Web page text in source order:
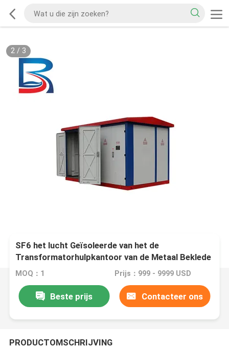
2/ 3
SF6 het lucht Geïsoleerde van het de
Transformatorhulpkantoor van de Metaal Beklede
Macht Compacte Gebruik SCADA
MOQ：1 Prijs：999 - 9999 USD
Beste prijs Contacteer ons
PRODUCTOMSCHRIJVING